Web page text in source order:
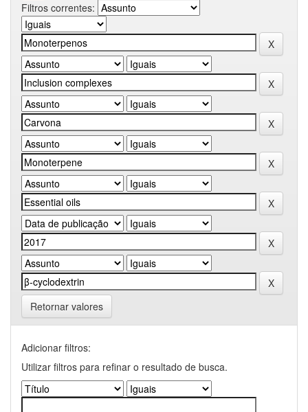
Filtros correntes:
Retornar valores
Adicionar filtros:
Utilizar filtros para refinar o resultado de busca.